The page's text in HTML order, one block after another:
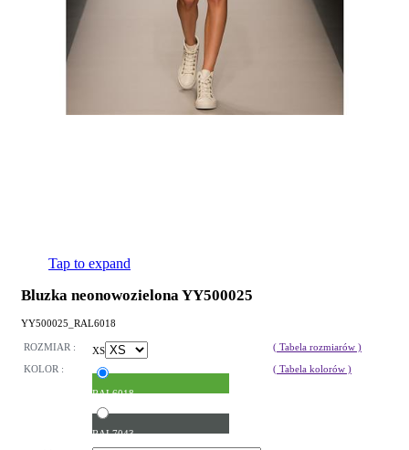
Tap to expand
Bluzka neonowozielona YY500025
YY500025_RAL6018
ROZMIAR : XS
( Tabela rozmiarów )
KOLOR :
RAL6018
RAL7043
( Tabela kolorów )